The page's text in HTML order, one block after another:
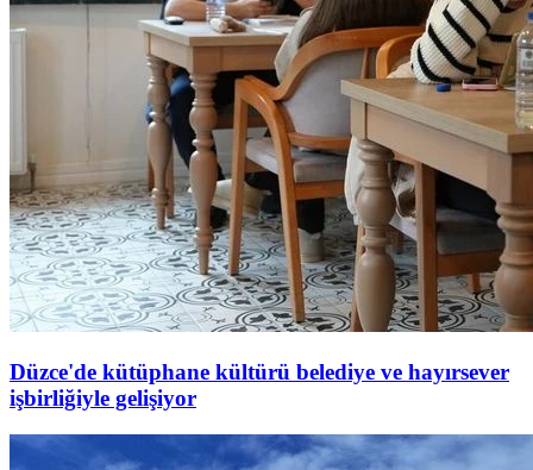
Düzce'de kütüphane kültürü belediye ve hayırsever
işbirliğiyle gelişiyor